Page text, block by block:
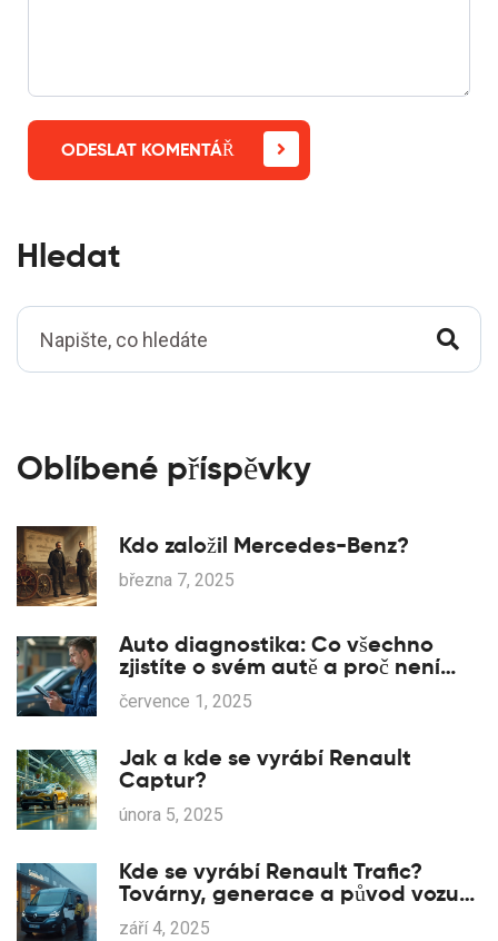
ODESLAT KOMENTÁŘ
Hledat
Oblíbené příspěvky
Kdo založil Mercedes-Benz?
března 7, 2025
Auto diagnostika: Co všechno
zjistíte o svém autě a proč není
radno ji podceňovat
července 1, 2025
Jak a kde se vyrábí Renault
Captur?
února 5, 2025
Kde se vyrábí Renault Trafic?
Továrny, generace a původ vozu
(2025)
září 4, 2025